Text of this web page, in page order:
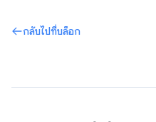
กลับไปที่บล็อก